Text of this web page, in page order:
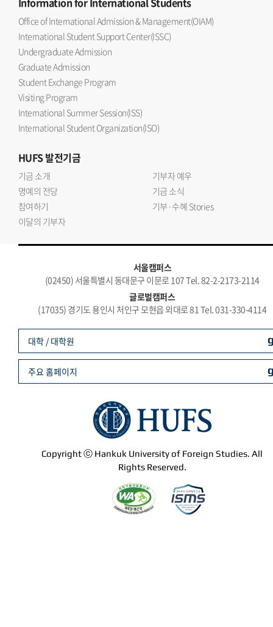
Office of International Admission & Management(OIAM)
International Student Support Center(ISSC)
Undergraduate Admission
Graduate Admission
Student Exchange Program
Visiting Program
International Summer Session(ISS)
International Student Organization(ISO)
HUFS발전기금
기금 소개
기부자 예우
명예의 전당
기금 소식
참여하기
기부·수혜 Stories
이달의 기부자
서울캠퍼스
(02450) 서울특별시 동대문구 이문로 107 Tel. 82-2-2173-2114
글로벌캠퍼스
(17035) 경기도 용인시 처인구 모현읍 외대로 81 Tel. 031-330-4114
Copyright ⓒ Hankuk University of Foreign Studies. All
Rights Reserved.
대학 / 대학원
주요 홈페이지